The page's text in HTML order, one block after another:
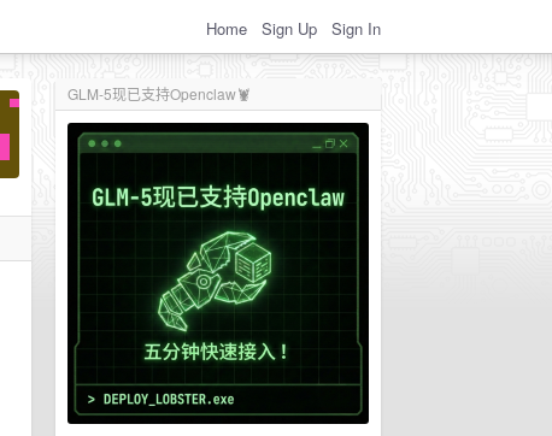
Home Sign Up Sign In
GLM-5现已支持Openclaw🦞